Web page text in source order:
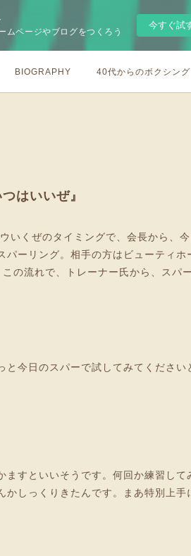
ムページやブログをつくろう
今すぐ試
BIOGRAPHY 40代からのボクシング
はいいぜ』
くぜのタイミングで、会長から、
ーリング。相手の方はビューティ
の流れで、トレーナー氏から、スパ
今日のスパーで試してみてくださ
すといいそうです。何回か練習し
しっくりきたんです。まあ特別上